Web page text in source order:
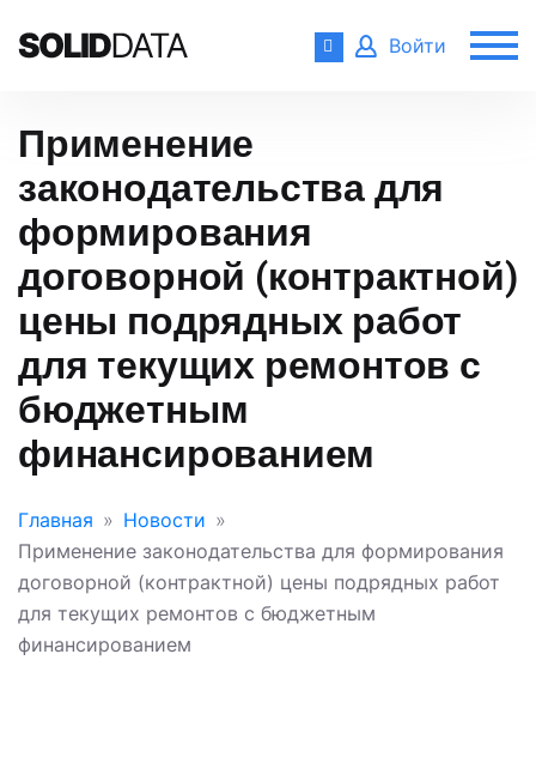
Войти
Применение
законодательства для
формирования
договорной (контрактной)
цены подрядных работ
для текущих ремонтов с
бюджетным
финансированием
Главная
Новости
Применение законодательства для формирования
договорной (контрактной) цены подрядных работ
для текущих ремонтов с бюджетным
финансированием